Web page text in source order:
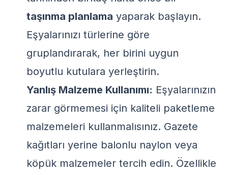
taşınma planlama yaparak başlayın.
Eşyalarınızı türlerine göre
gruplandırarak, her birini uygun
boyutlu kutulara yerleştirin.
Yanlış Malzeme Kullanımı: Eşyalarınızın
zarar görmemesi için kaliteli paketleme
malzemeleri kullanmalısınız. Gazete
kağıtları yerine balonlu naylon veya
köpük malzemeler tercih edin. Özellikle